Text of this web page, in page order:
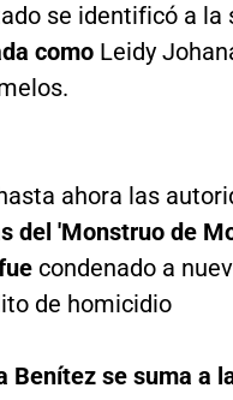
se identificó a
como Leidy
ahora las
del 'Monstruo de
condenado a
de homicidio
Benítez se suma a